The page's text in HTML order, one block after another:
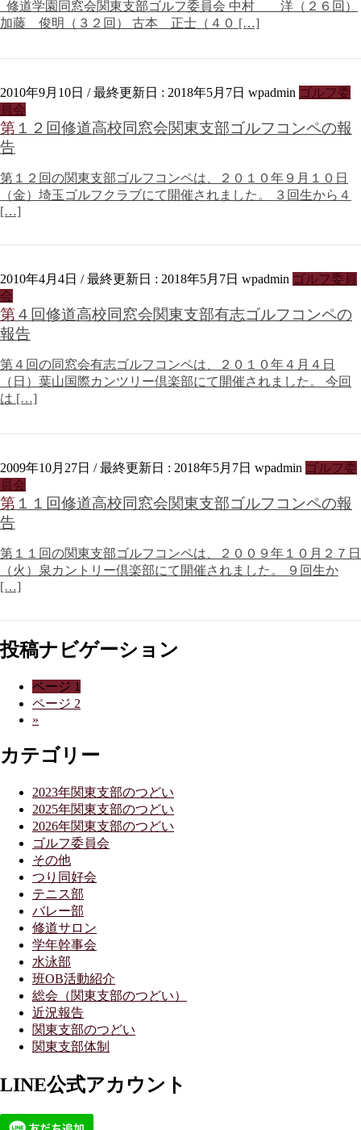
修道学園同窓会関東支部ゴルフ委員会 中村 洋（２６回）
加藤 俊明（３２回） 古本 正士（４０ […]
2010年9月10日 / 最終更新日 : 2018年5月7日 wpadmin ゴルフ委
員会
第１２回修道高校同窓会関東支部ゴルフコンペの報
告
第１２回の関東支部ゴルフコンペは、２０１０年９月１０日
（金）埼玉ゴルフクラブにて開催されました。 ３回生から４
[…]
2010年4月4日 / 最終更新日 : 2018年5月7日 wpadmin ゴルフ委員
会
第４回修道高校同窓会関東支部有志ゴルフコンペの
報告
第４回の同窓会有志ゴルフコンペは、２０１０年４月４日
（日）葉山国際カンツリー倶楽部にて開催されました。 今回
は […]
2009年10月27日 / 最終更新日 : 2018年5月7日 wpadmin ゴルフ委
員会
第１１回修道高校同窓会関東支部ゴルフコンペの報
告
第１１回の関東支部ゴルフコンペは、２００９年１０月２７日
（火）泉カントリー倶楽部にて開催されました。 ９回生か
[…]
投稿ナビゲーション
ページ 1
ページ 2
»
カテゴリー
2023年関東支部のつどい
2025年関東支部のつどい
2026年関東支部のつどい
ゴルフ委員会
その他
つり同好会
テニス部
バレー部
修道サロン
学年幹事会
水泳部
班OB活動紹介
総会（関東支部のつどい）
近況報告
関東支部のつどい
関東支部体制
LINE公式アカウント